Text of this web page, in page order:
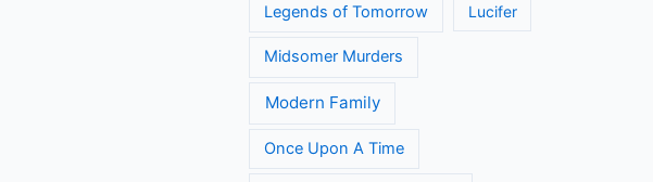
Legends of Tomorrow Lucifer
Midsomer Murders
Modern Family
Once Upon A Time